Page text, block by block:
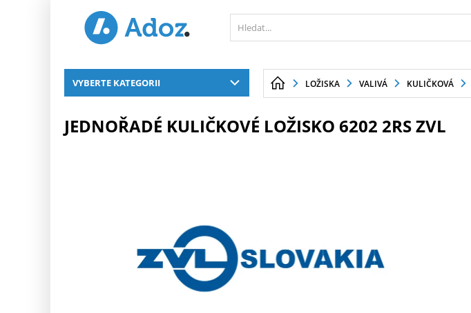
VYBERTE KATEGORII LOŽISKA VALIVÁ KULIČKOVÁ
JEDNOŘADÉ KULIČKOVÉ LOŽISKO 6202 2RS ZVL